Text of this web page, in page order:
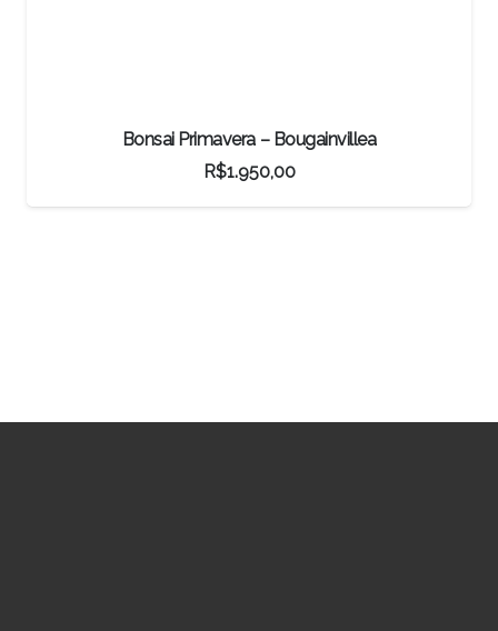
Bonsai Primavera – Bougainvillea
R$1.950,00